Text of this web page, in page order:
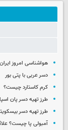
هواشناسی امروز
دسر عربی با پتی بور
کرم کاستارد چیست؟
طرز تهیه دسر پان
طرز تهیه دسر
آمبولی پا چیست؟